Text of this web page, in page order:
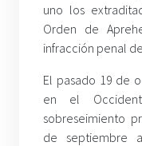
uno los
Orden de
infracción penal
El pasado 19 de
en el
sobreseimiento
de septiembre